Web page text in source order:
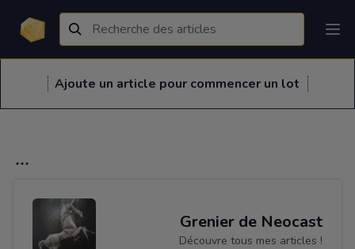
Grenier de Neocast
Découvre tous mes articles !
Ajoute un article pour commencer un lot